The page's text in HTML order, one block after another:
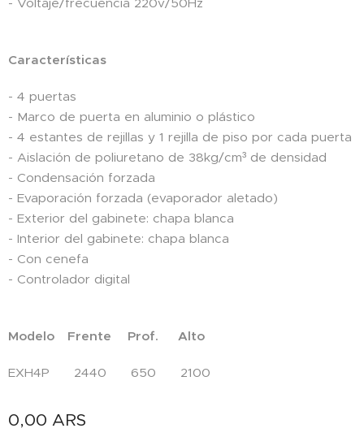
Características
- 4 puertas
- Marco de puerta en aluminio o plástico
- 4 estantes de rejillas y 1 rejilla de piso por cada puerta
- Aislación de poliuretano de 38kg/cm³ de densidad
- Condensación forzada
- Evaporación forzada (evaporador aletado)
- Exterior del gabinete: chapa blanca
- Interior del gabinete: chapa blanca
- Con cenefa
- Controlador digital
Modelo Frente Prof. Alto
EXH4P 2440 650 2100
0,00 ARS